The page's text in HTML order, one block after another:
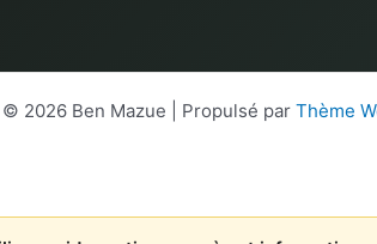
2026 Ben Mazue | Propulsé par Thème